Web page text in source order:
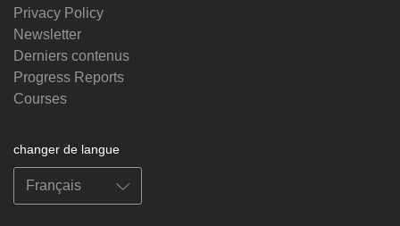
Privacy Policy
Newsletter
Derniers contenus
Progress Reports
Courses
changer de langue